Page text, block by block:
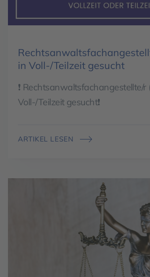
in Voll-/Teilzeit gesucht
❗ Rechtsanwaltsfachangestellte/r
Voll-/Teilzeit gesucht❗
ARTIKEL LESEN 